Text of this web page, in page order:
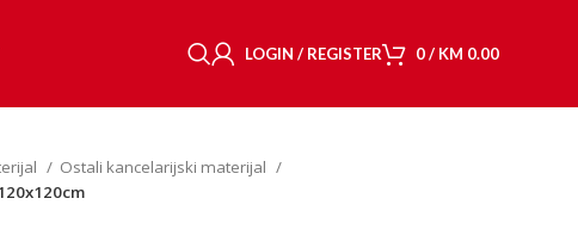
LOGIN / REGISTER 0/ KM 0.00
Ostali kancelarijski materijal